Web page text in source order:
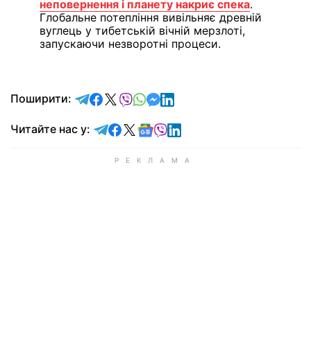
неповернення і планету накриє спека.
Глобальне потепління вивільняє древній
вуглець у тибетській вічній мерзлоті,
запускаючи незворотні процеси.
Поширити: відправити у Telegram
поділитись у Facebook
поділитись у X
відправити у Viber
відправити у Whatsapp
відправити у Messenger
відправити у LinkedIn
Читайте нас у: Читайте у Telegram
Читайте у Facebook
Читайте у X
Читайте у Google news
Читайте у Viber
Читайте у LinkedIn